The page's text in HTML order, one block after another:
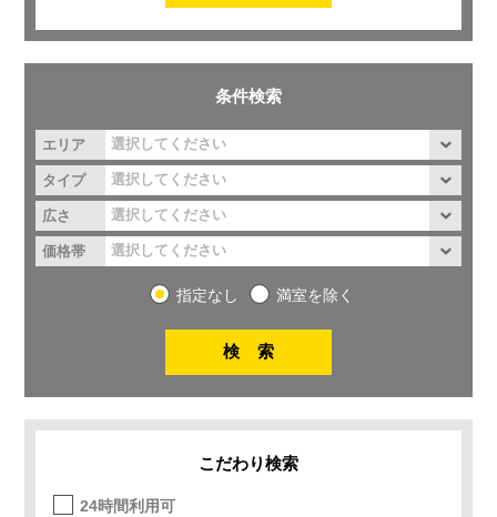
条件検索
エリア
タイプ
広さ
価格帯
指定なし 満室を除く
こだわり検索
24時間利用可